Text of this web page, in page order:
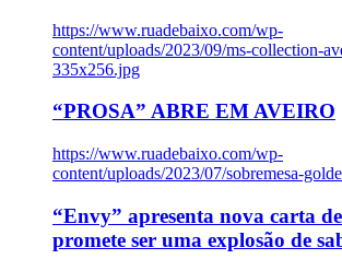
https://www.ruadebaixo.com/wp-
content/uploads/2023/09/ms-collection-
335x256.jpg
“PROSA” ABRE EM AVEIRO
https://www.ruadebaixo.com/wp-
content/uploads/2023/07/sobremesa-
“Envy” apresenta nova carta
promete ser uma explosão de